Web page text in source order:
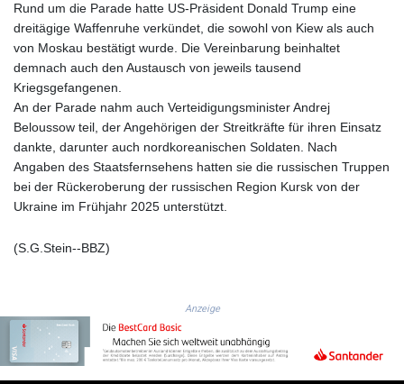
1509.981237
IRR
ISK 142.598215
JPY 182.445186
KRW
1627.712241
KWD 0.356853
Rund um die Parade hatte US-Präsident Donald Trump eine
dreitägige Waffenruhe verkündet, die sowohl von Kiew als auch
von Moskau bestätigt wurde. Die Vereinbarung beinhaltet
demnach auch den Austausch von jeweils tausend
Kriegsgefangenen.
An der Parade nahm auch Verteidigungsminister Andrej
Beloussow teil, der Angehörigen der Streitkräfte für ihren Einsatz
dankte, darunter auch nordkoreanischen Soldaten. Nach
Angaben des Staatsfernsehens hatten sie die russischen Truppen
bei der Rückeroberung der russischen Region Kursk von der
Ukraine im Frühjahr 2025 unterstützt.
(S.G.Stein--BBZ)
Anzeige